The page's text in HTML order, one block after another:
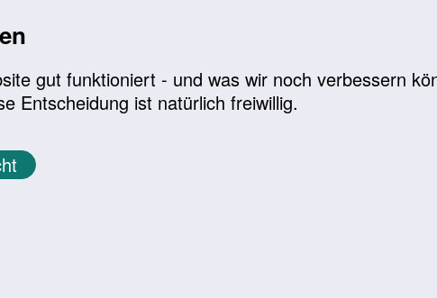
gut funktioniert - und was wir noch verbessern
Entscheidung ist natürlich freiwillig.